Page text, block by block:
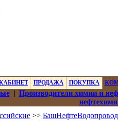
ПРОДАЖА ПОКУПКА
| Производители химии и
>>